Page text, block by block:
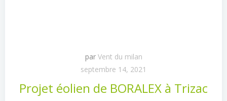
par Vent du milan
septembre 14, 2021
Projet éolien de BORALEX à Trizac